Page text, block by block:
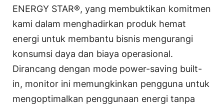
ENERGY STAR®, yang membuktikan komitmen
kami dalam menghadirkan produk hemat
energi untuk membantu bisnis mengurangi
konsumsi daya dan biaya operasional.
Dirancang dengan mode power-saving built-
in, monitor ini memungkinkan pengguna untuk
mengoptimalkan penggunaan energi tanpa